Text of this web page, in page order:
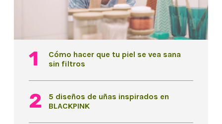
Cómo hacer que tu piel se vea sana
sin filtros
5 diseños de uñas inspirados en
BLACKPINK